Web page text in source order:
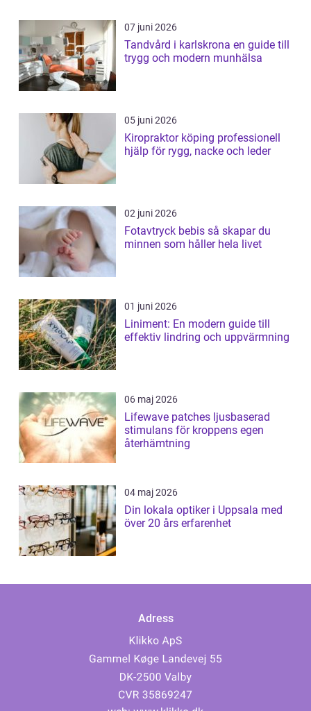
07 juni 2026
Tandvård i karlskrona en guide till
trygg och modern munhälsa
05 juni 2026
Kiropraktor köping professionell
hjälp för rygg, nacke och leder
02 juni 2026
Fotavtryck bebis så skapar du
minnen som håller hela livet
01 juni 2026
Liniment: En modern guide till
effektiv lindring och uppvärmning
06 maj 2026
Lifewave patches ljusbaserad
stimulans för kroppens egen
återhämtning
04 maj 2026
Din lokala optiker i Uppsala med
över 20 års erfarenhet
Adress